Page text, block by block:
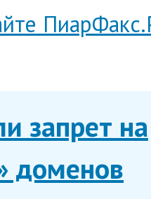
запрет на
доменов